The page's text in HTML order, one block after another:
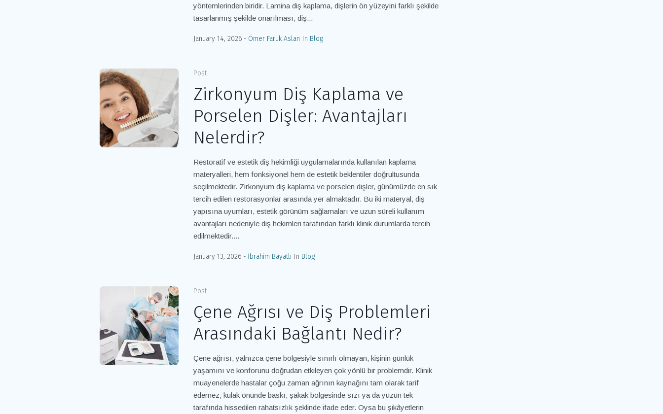
yöntemlerinden biridir. Lamina diş kaplama, dişlerin ön yüzeyini farklı şekilde
tasarlanmış şekilde onarılması, diş...
January 14, 2026 Ömer Faruk Aslan In Blog
Post
Zirkonyum Diş Kaplama ve
Porselen Dişler: Avantajları
Nelerdir?
Restoratif ve estetik diş hekimliği uygulamalarında kullanılan kaplama
materyalleri, hem fonksiyonel hem de estetik beklentiler doğrultusunda
seçilmektedir. Zirkonyum diş kaplama ve porselen dişler, günümüzde en sık
tercih edilen restorasyonlar arasında yer almaktadır. Bu iki materyal, diş
yapısına uyumları, estetik görünüm sağlamaları ve uzun süreli kullanım
avantajları nedeniyle diş hekimleri tarafından farklı klinik durumlarda tercih
edilmektedir....
January 13, 2026 İbrahim Bayatlı In Blog
Post
Çene Ağrısı ve Diş Problemleri
Arasındaki Bağlantı Nedir?
Çene ağrısı, yalnızca çene bölgesiyle sınırlı olmayan, kişinin günlük
yaşamını ve konforunu doğrudan etkileyen çok yönlü bir problemdir. Klinik
muayenelerde hastalar çoğu zaman ağrının kaynağını tam olarak tarif
edemez; kulak önünde baskı, şakak bölgesinde sızı ya da yüzün tek
tarafında hissedilen rahatsızlık şeklinde ifade eder. Oysa bu şikâyetlerin